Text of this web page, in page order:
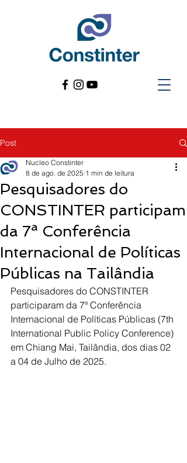
Post
Pesquisadores do
CONSTINTER participam
da 7ª Conferência
Internacional de Políticas
Públicas na Tailândia
Nucleo Constinter
8 de ago. de 2025 1 min de leitura
Pesquisadores do CONSTINTER
participaram da 7ª Conferência
Internacional de Políticas Públicas (7th
International Public Policy Conference)
em Chiang Mai, Tailândia, dos dias 02
a 04 de Julho de 2025.